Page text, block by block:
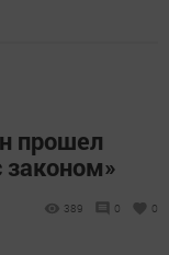
прошел
законом»
389 0 0